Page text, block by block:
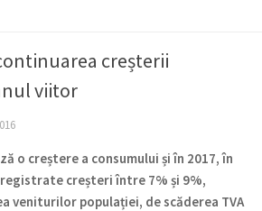
creșterii
viitor
o creștere a consumului și în 2017, în
creșteri între 7% și 9%,
veniturilor populației, de scăderea TVA